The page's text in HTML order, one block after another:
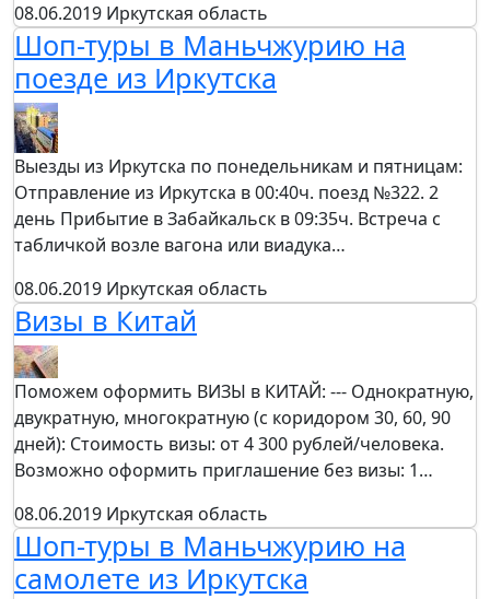
08.06.2019 Иркутская область
Шоп-туры в Маньчжурию на
поезде из Иркутска
Выезды из Иркутска по понедельникам и пятницам:
Отправление из Иркутска в 00:40ч. поезд №322. 2
день Прибытие в Забайкальск в 09:35ч. Встреча с
табличкой возле вагона или виадука…
08.06.2019 Иркутская область
Визы в Китай
Поможем оформить ВИЗЫ в КИТАЙ: --- Однократную,
двукратную, многократную (с коридором 30, 60, 90
дней): Стоимость визы: от 4 300 рублей/человека.
Возможно оформить приглашение без визы: 1…
08.06.2019 Иркутская область
Шоп-туры в Маньчжурию на
самолете из Иркутска